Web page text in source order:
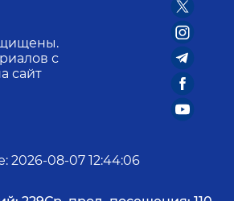
с
сайт
: 2026-08-07 12:44:06